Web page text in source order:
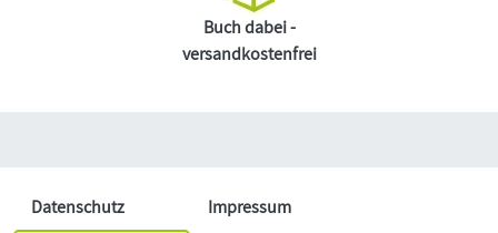
Buch dabei -
versandkostenfrei
Datenschutz
Impressum